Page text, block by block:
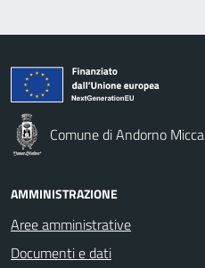
Comune di Andorno Micca
AMMINISTRAZIONE
Aree amministrative
Documenti e dati